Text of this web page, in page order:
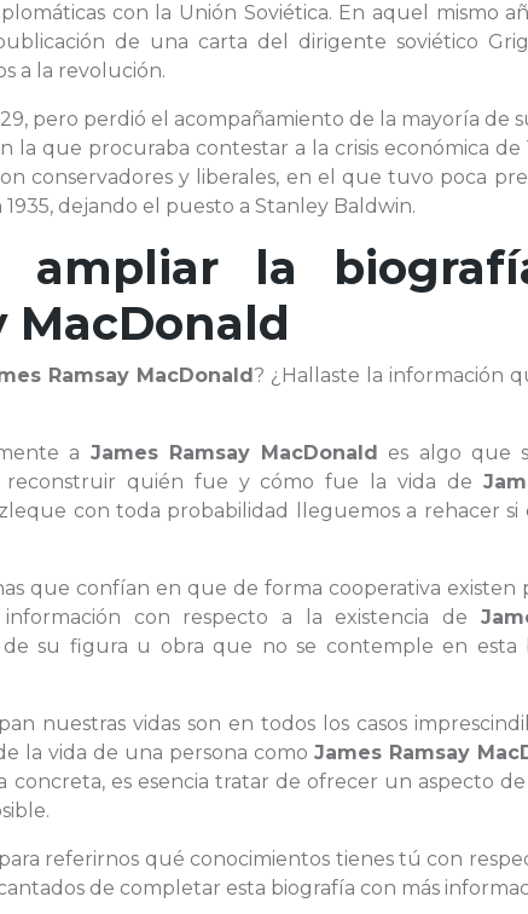
con la Unión Soviética. En aquel mismo
de una carta del dirigente soviético
a la revolución.
pero perdió el acompañamiento de la mayoría de
la que procuraba contestar a la crisis económica de
conservadores y liberales, en el que tuvo poca
dejando el puesto a Stanley Baldwin.
ampliar la
MacDonald
Ramsay MacDonald? ¿Hallaste la información
a James Ramsay MacDonald es algo que
reconstruir quién fue y cómo fue la vida de
con toda probabilidad lleguemos a rehacer si
que confían en que de forma cooperativa existen
con respecto a la existencia de
su figura u obra que no se contemple en esta
nuestras vidas son en todos los casos
la vida de una persona como James Ramsay
es esencia tratar de ofrecer un aspecto
referirnos qué conocimientos tienes tú con
de completar esta biografía con más